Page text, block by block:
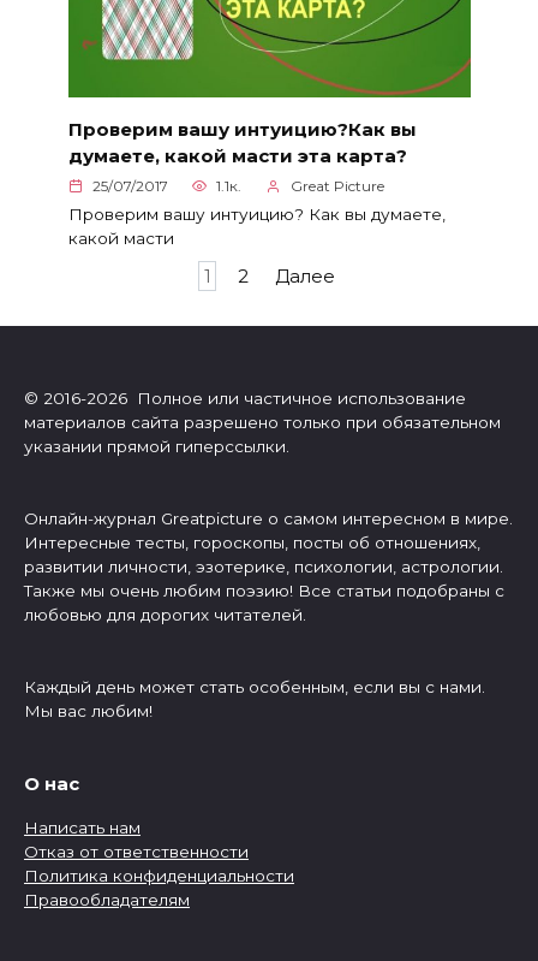
Проверим вашу интуицию?Как вы
думаете, какой масти эта карта?
25/07/2017 1.1к. Great Picture
Проверим вашу интуицию? Как вы думаете,
какой масти
1 2 Далее
© 2016-2026 Полное или частичное использование
материалов сайта разрешено только при обязательном
указании прямой гиперссылки.
Онлайн-журнал Greatpicture о самом интересном в мире.
Интересные тесты, гороскопы, посты об отношениях,
развитии личности, эзотерике, психологии, астрологии.
Также мы очень любим поэзию! Все статьи подобраны с
любовью для дорогих читателей.
Каждый день может стать особенным, если вы с нами.
Мы вас любим!
О нас
Написать нам
Отказ от ответственности
Политика конфиденциальности
Правообладателям